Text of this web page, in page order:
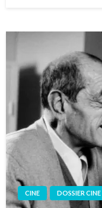
CINE DOSSIER CINE